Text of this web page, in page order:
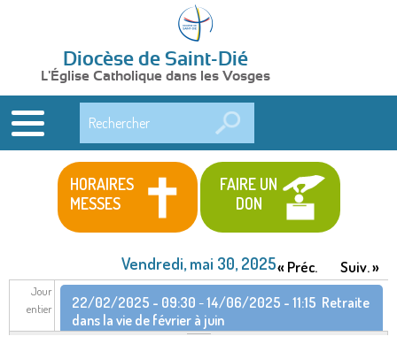
Diocèse de Saint-Dié
L'Église Catholique dans les Vosges
HORAIRES
MESSES
FAIRE UN
DON
Vendredi, mai 30, 2025« Préc. Suiv. »
Jour
entier
22/02/2025 - 09:30 -14/06/2025 - 11:15 Retraite
dans la vie de février à juin